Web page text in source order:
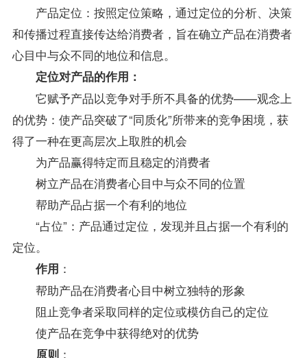
产品定位：按照定位策略，通过定位的分析、决策
和传播过程直接传达给消费者，旨在确立产品在消费者
心目中与众不同的地位和信息。
定位对产品的作用：
它赋予产品以竞争对手所不具备的优势——观念上
的优势：使产品突破了“同质化”所带来的竞争困境，获
得了一种在更高层次上取胜的机会
为产品赢得特定而且稳定的消费者
树立产品在消费者心目中与众不同的位置
帮助产品占据一个有利的地位
“占位”：产品通过定位，发现并且占据一个有利的
定位。
作用 ：
帮助产品在消费者心目中树立独特的形象
阻止竞争者采取同样的定位或模仿自己的定位
使产品在竞争中获得绝对的优势
原则：